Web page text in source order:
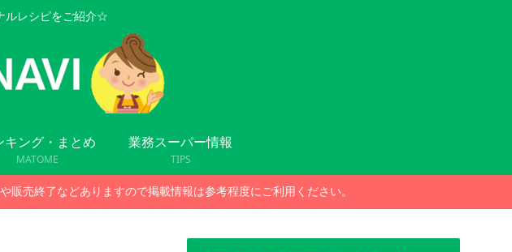
ルレシピをご紹介☆
キング・まとめ
MATOME
業務スーパー情報
TIPS
売終了などありますので掲載情報は参考程度にご利用ください。